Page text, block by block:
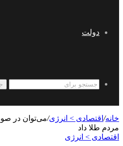
دولت
خانه/ اقتصادی > انرژی/می‌توان در
مردم طلا داد
اقتصادی > انرژی